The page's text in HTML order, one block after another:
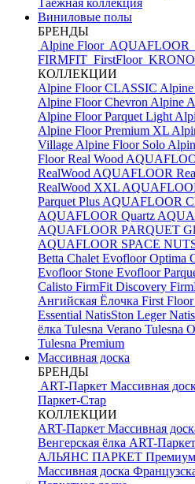
Таёжная коллекция
Виниловые полы
БРЕНДЫ
Alpine Floor AQUAFLOOR
FIRMFIT FirstFloor
КОЛЛЕКЦИИ
Alpine Floor CLASSIC Alpine
Alpine Floor Chevron Alpine
Alpine Floor Parquet Light
Alpine Floor Premium XL
Village Alpine Floor Solo
Floor Real Wood
RealWood AQUAFLOOR
RealWood XXL
Parquet Plus AQUAFLOOR
AQUAFLOOR Quartz
AQUAFLOOR PARQUET
AQUAFLOOR SPACE
Betta Chalet Evofloor Optima
Evofloor Stone Evofloor
Calisto FirmFit Discovery
Ангийская Ёлочка First Floor
Essential NatisSton Leger
ёлка Tulesna Verano Tulesna
Tulesna Premium
Массивная доска
БРЕНДЫ
ART-Паркет Массивная
Паркет-Стар
КОЛЛЕКЦИИ
ART-Паркет Массивная
Венгерская ёлка ART-
АЛЬЯНС ПАРКЕТ Премиум
Массивная доска